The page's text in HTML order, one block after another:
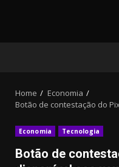
Home
Economia
Botão de contestação do
Economia Tecnologia
Botão de